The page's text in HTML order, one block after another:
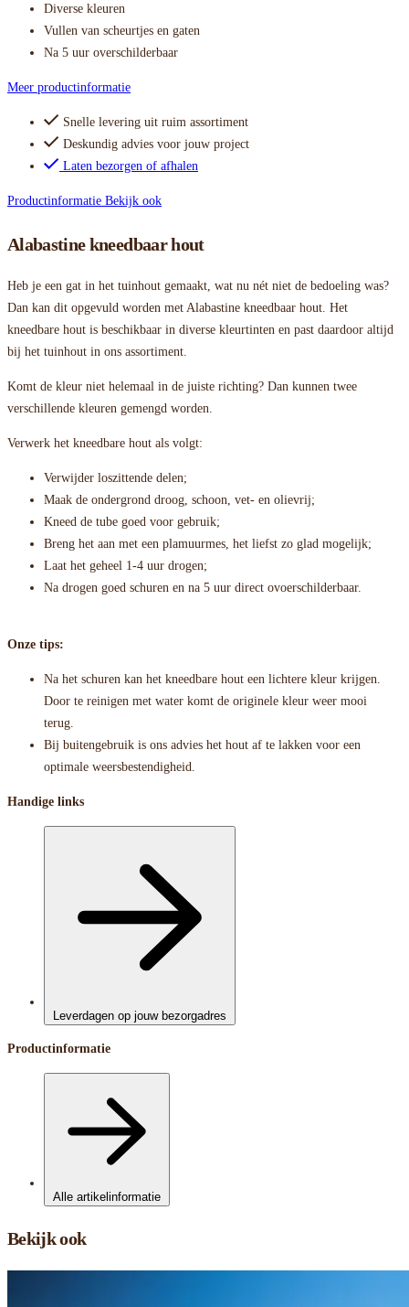
Diverse kleuren
Vullen van scheurtjes en gaten
Na 5 uur overschilderbaar
Meer productinformatie
Snelle levering uit ruim assortiment
Deskundig advies voor jouw project
Laten bezorgen of afhalen
Productinformatie Bekijk ook
Alabastine kneedbaar hout
Heb je een gat in het tuinhout gemaakt, wat nu nét niet de bedoeling was?
Dan kan dit opgevuld worden met Alabastine kneedbaar hout. Het
kneedbare hout is beschikbaar in diverse kleurtinten en past daardoor altijd
bij het tuinhout in ons assortiment.
Komt de kleur niet helemaal in de juiste richting? Dan kunnen twee
verschillende kleuren gemengd worden.
Verwerk het kneedbare hout als volgt:
Verwijder loszittende delen;
Maak de ondergrond droog, schoon, vet- en olievrij;
Kneed de tube goed voor gebruik;
Breng het aan met een plamuurmes, het liefst zo glad mogelijk;
Laat het geheel 1-4 uur drogen;
Na drogen goed schuren en na 5 uur direct ovoerschilderbaar.
Onze tips:
Na het schuren kan het kneedbare hout een lichtere kleur krijgen.
Door te reinigen met water komt de originele kleur weer mooi
terug.
Bij buitengebruik is ons advies het hout af te lakken voor een
optimale weersbestendigheid.
Handige links
Leverdagen op jouw bezorgadres
Productinformatie
Alle artikelinformatie
Bekijk ook